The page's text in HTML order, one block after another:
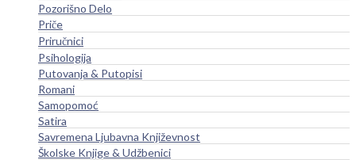
Pozorišno Delo
Priče
Priručnici
Psihologija
Putovanja & Putopisi
Romani
Samopomoć
Satira
Savremena Ljubavna Književnost
Školske Knjige & Udžbenici